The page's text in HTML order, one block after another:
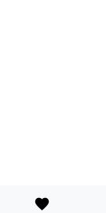
favorite